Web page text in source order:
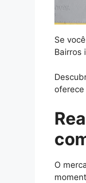
Se
Bairros
O